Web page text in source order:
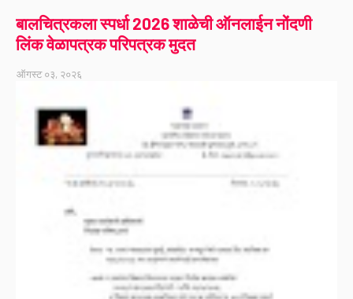
बालचित्रकला स्पर्धा 2026 शाळेची ऑनलाईन नोंदणी
लिंक वेळापत्रक परिपत्रक मुदत
ऑगस्ट ०३, २०२६